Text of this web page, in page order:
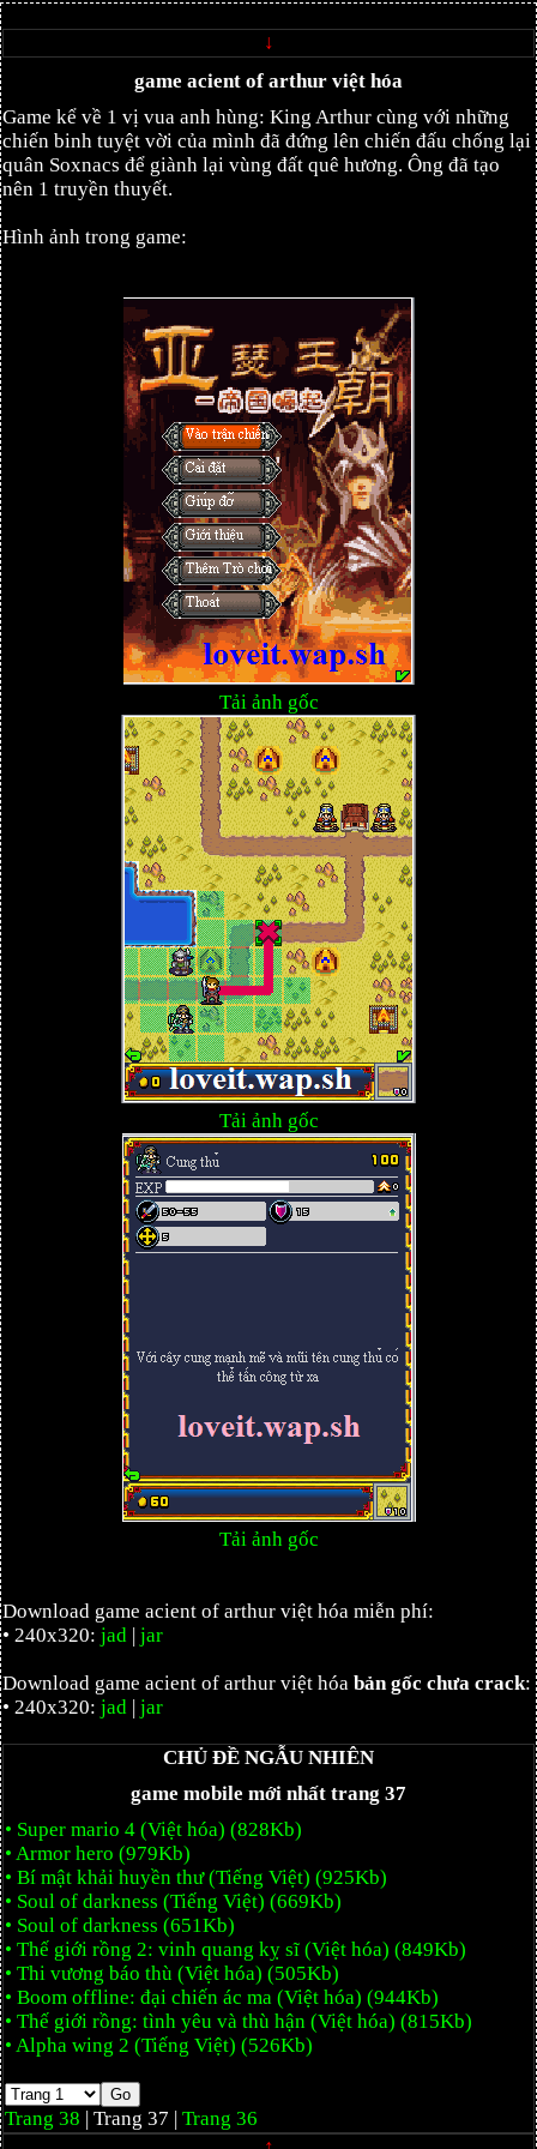
↓
game acient of arthur việt hóa
Game kể về 1 vị vua anh hùng: King Arthur cùng với những
chiến binh tuyệt vời của mình đã đứng lên chiến đấu chống lại
quân Soxnacs để giành lại vùng đất quê hương. Ông đã tạo
nên 1 truyền thuyết.
Hình ảnh trong game:
Tải ảnh gốc
Tải ảnh gốc
Tải ảnh gốc
Download game acient of arthur việt hóa miễn phí:
• 240x320: jad | jar
Download game acient of arthur việt hóa bản gốc chưa crack:
• 240x320: jad | jar
CHỦ ĐỀ NGẪU NHIÊN
game mobile mới nhất trang 37
• Super mario 4 (Việt hóa) (828Kb)
• Armor hero (979Kb)
• Bí mật khải huyền thư (Tiếng Việt) (925Kb)
• Soul of darkness (Tiếng Việt) (669Kb)
• Soul of darkness (651Kb)
• Thế giới rồng 2: vinh quang kỵ sĩ (Việt hóa) (849Kb)
• Thi vương báo thù (Việt hóa) (505Kb)
• Boom offline: đại chiến ác ma (Việt hóa) (944Kb)
• Thế giới rồng: tình yêu và thù hận (Việt hóa) (815Kb)
• Alpha wing 2 (Tiếng Việt) (526Kb)
Trang 38 | Trang 37 | Trang 36